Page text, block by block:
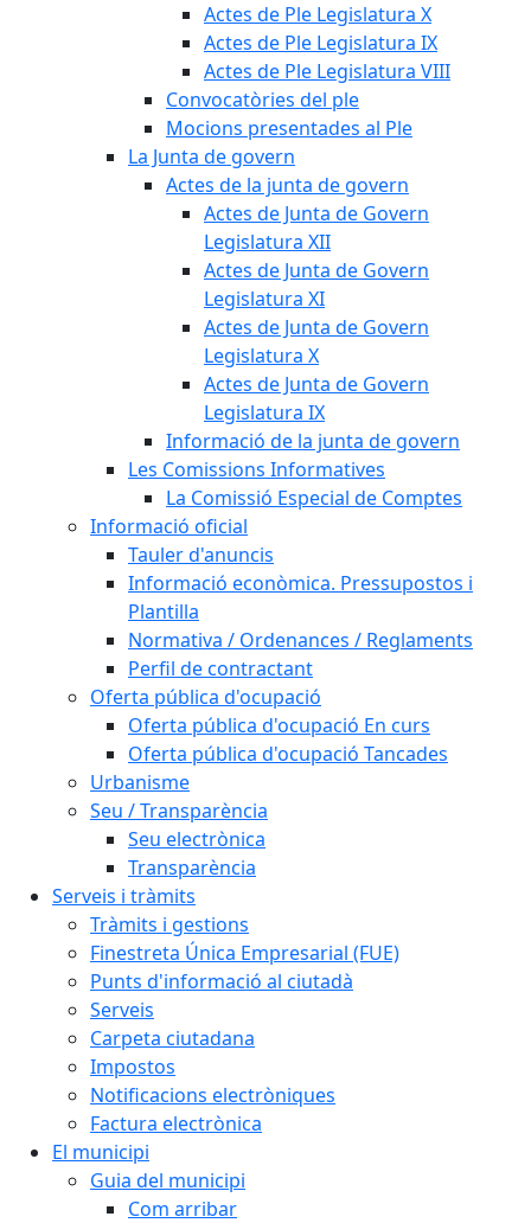
Actes de Ple Legislatura X
Actes de Ple Legislatura IX
Actes de Ple Legislatura VIII
Convocatòries del ple
Mocions presentades al Ple
La Junta de govern
Actes de la junta de govern
Actes de Junta de Govern
Legislatura XII
Actes de Junta de Govern
Legislatura XI
Actes de Junta de Govern
Legislatura X
Actes de Junta de Govern
Legislatura IX
Informació de la junta de govern
Les Comissions Informatives
La Comissió Especial de Comptes
Informació oficial
Tauler d'anuncis
Informació econòmica. Pressupostos i
Plantilla
Normativa / Ordenances / Reglaments
Perfil de contractant
Oferta pública d'ocupació
Oferta pública d'ocupació En curs
Oferta pública d'ocupació Tancades
Urbanisme
Seu / Transparència
Seu electrònica
Transparència
Serveis i tràmits
Tràmits i gestions
Finestreta Única Empresarial (FUE)
Punts d'informació al ciutadà
Serveis
Carpeta ciutadana
Impostos
Notificacions electròniques
Factura electrònica
El municipi
Guia del municipi
Com arribar